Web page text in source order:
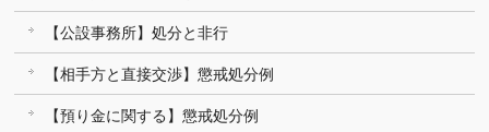
【公設事務所】処分と非行
【相手方と直接交渉】懲戒処分例
【預り金に関する】懲戒処分例